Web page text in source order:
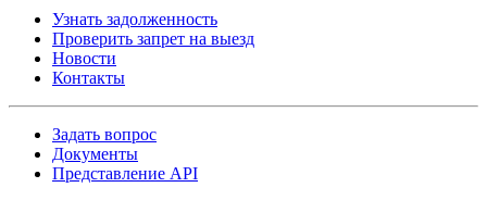
Узнать задолженность
Проверить запрет на выезд
Новости
Контакты
Задать вопрос
Документы
Представление API